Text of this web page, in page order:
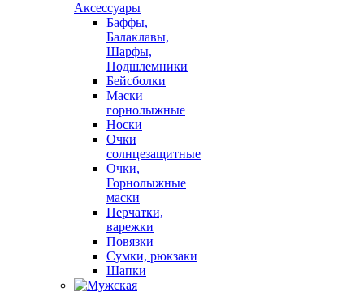
Аксессуары
Баффы,
Балаклавы,
Шарфы,
Подшлемники
Бейсболки
Маски
горнолыжные
Носки
Очки
солнцезащитные
Очки,
Горнолыжные
маски
Перчатки,
варежки
Повязки
Сумки, рюкзаки
Шапки